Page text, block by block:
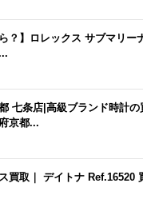
ら？】ロレックス サブマリー
七条店|高級ブランド時計の
京都...
買取｜ デイトナ Ref.16520